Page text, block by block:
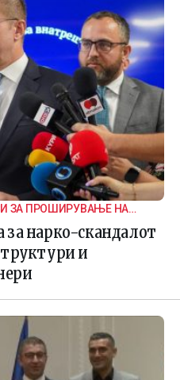
ЗА ПРОШИРУВАЊЕ НА
нарко-скандалот
и